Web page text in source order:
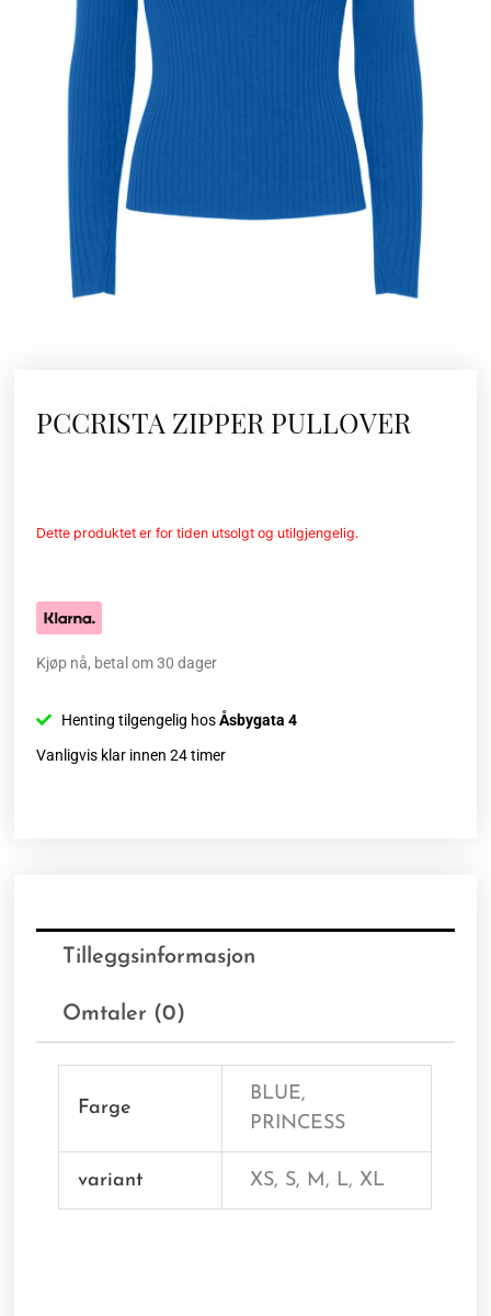
PCCRISTA ZIPPER PULLOVER
Dette produktet er for tiden utsolgt og utilgjengelig.
Kjøp nå, betal om 30 dager
Henting tilgengelig hosÅsbygata 4
Vanligvis klar innen 24 timer
Tilleggsinformasjon
Omtaler (0)
Farge
BLUE,
PRINCESS
variant XS, S, M, L, XL